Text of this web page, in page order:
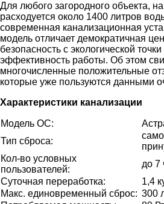
Для любого загородного объекта,
расходуется около 1400 литров
современная канализационная
модель отличает демократичная
безопасность с экологической
эффективность работы. Об этом
многочисленные положительные
которые уже пользуются данными
Характеристики канализации
Модель ОС:
Тип сброса:
Кол-во условных
пользователей:
до 7
Суточная переработка:
1,4
Макс. единовременный сброс: 300